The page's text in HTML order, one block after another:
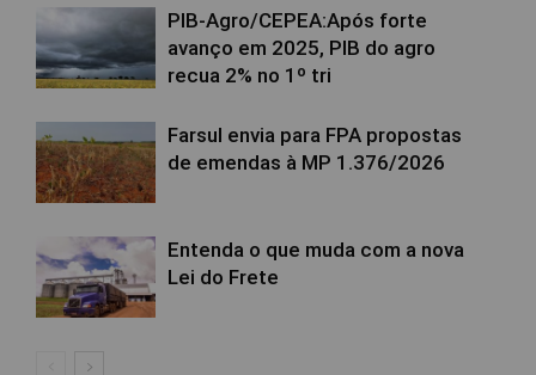
PIB-Agro/CEPEA:Após forte
avanço em 2025, PIB do agro
recua 2% no 1º tri
Farsul envia para FPA propostas
de emendas à MP 1.376/2026
Entenda o que muda com a nova
Lei do Frete